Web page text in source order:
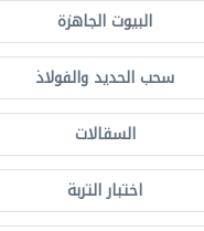
البيوت الجاهزة
سحب الحديد والفولاذ
السقالات
اختبار التربة